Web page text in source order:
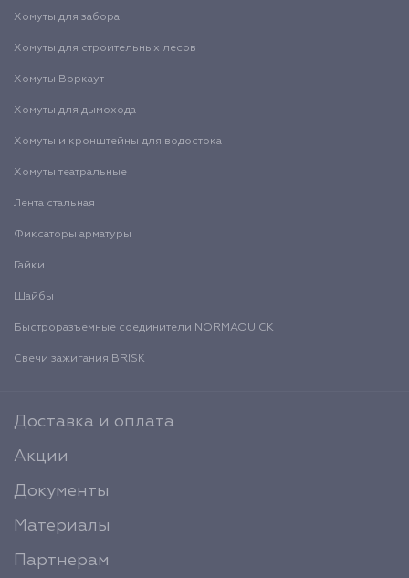
Хомуты для забора
Хомуты для строительных лесов
Хомуты Воркаут
Хомуты для дымохода
Хомуты и кронштейны для водостока
Хомуты театральные
Лента стальная
Фиксаторы арматуры
Гайки
Шайбы
Быстроразъемные соединители NORMAQUICK
Свечи зажигания BRISK
Доставка и оплата
Акции
Документы
Материалы
Партнерам